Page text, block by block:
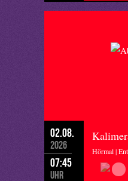
02.08.
2026
07:45
Uhr
Hörmal |